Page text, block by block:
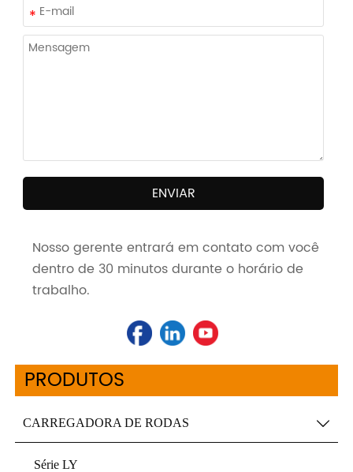
ENVIAR
Nosso gerente entrará em contato com você
dentro de 30 minutos durante o horário de
trabalho.
PRODUTOS
CARREGADORA DE RODAS 
Série LY